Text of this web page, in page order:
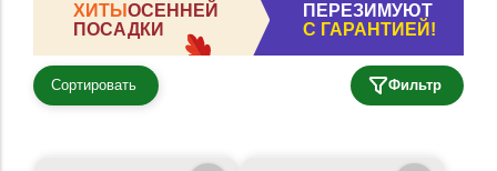
ХИТЫОСЕННЕЙ
ПОСАДКИ
ПЕРЕЗИМУЮТ
С ГАРАНТИЕЙ!
Сортировать Фильтр